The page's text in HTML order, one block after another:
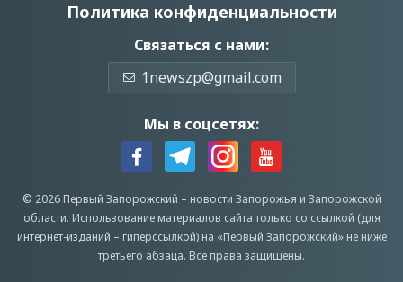
Политика конфиденциальности
Связаться с нами:
1newszp@gmail.com
Мы в соцсетях:
© 2026 Первый Запорожский – новости Запорожья и Запорожской
области. Использование материалов сайта только со ссылкой (для
интернет-изданий – гиперссылкой) на «Первый Запорожский» не ниже
третьего абзаца. Все права защищены.